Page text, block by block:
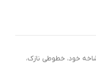
خود، خطوطی نازک،